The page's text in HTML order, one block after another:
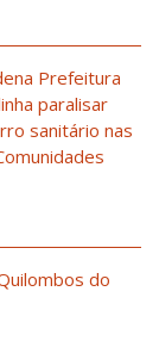
Prefeitura
paralisar
sanitário nas
do